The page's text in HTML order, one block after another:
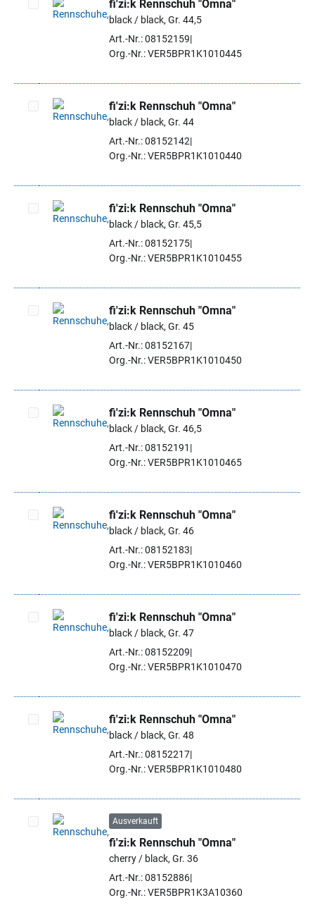
Artikel auswählen
fi'zi:k Rennschuh "Omna"
black / black, Gr. 44,5
Art.-Nr.: 08152159
Org.-Nr.: VER5BPR1K1010445
Artikel auswählen
fi'zi:k Rennschuh "Omna"
black / black, Gr. 44
Art.-Nr.: 08152142
Org.-Nr.: VER5BPR1K1010440
Artikel auswählen
fi'zi:k Rennschuh "Omna"
black / black, Gr. 45,5
Art.-Nr.: 08152175
Org.-Nr.: VER5BPR1K1010455
Artikel auswählen
fi'zi:k Rennschuh "Omna"
black / black, Gr. 45
Art.-Nr.: 08152167
Org.-Nr.: VER5BPR1K1010450
Artikel auswählen
fi'zi:k Rennschuh "Omna"
black / black, Gr. 46,5
Art.-Nr.: 08152191
Org.-Nr.: VER5BPR1K1010465
Artikel auswählen
fi'zi:k Rennschuh "Omna"
black / black, Gr. 46
Art.-Nr.: 08152183
Org.-Nr.: VER5BPR1K1010460
Artikel auswählen
fi'zi:k Rennschuh "Omna"
black / black, Gr. 47
Art.-Nr.: 08152209
Org.-Nr.: VER5BPR1K1010470
Artikel auswählen
fi'zi:k Rennschuh "Omna"
black / black, Gr. 48
Art.-Nr.: 08152217
Org.-Nr.: VER5BPR1K1010480
Artikel auswählen
Ausverkauft
fi'zi:k Rennschuh "Omna"
cherry / black, Gr. 36
Art.-Nr.: 08152886
Org.-Nr.: VER5BPR1K3A10360